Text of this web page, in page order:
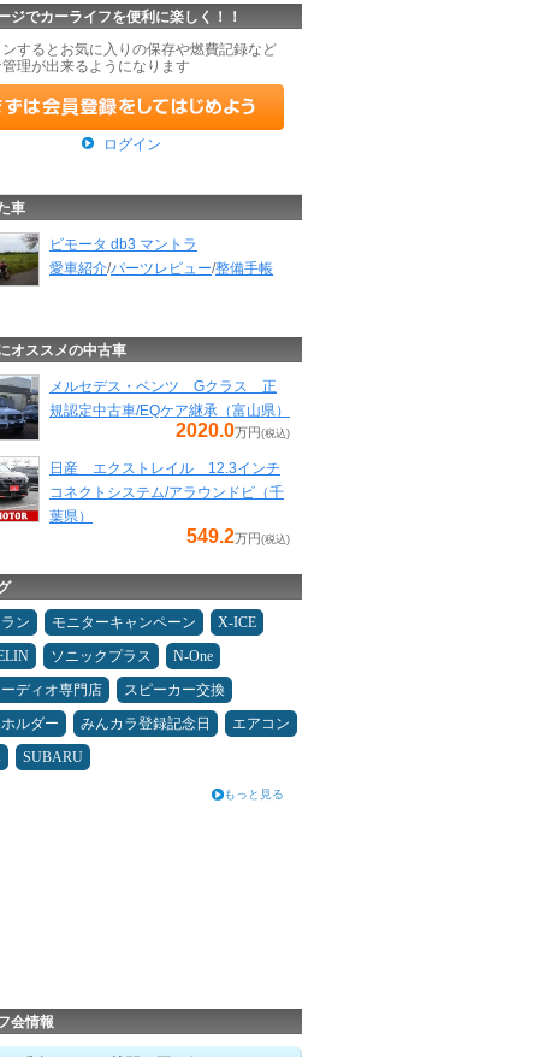
ジでカーライフを便利に楽しく！！
するとお気に入りの保存や燃費記録など
理が出来るようになります
ログイン
車
ビモータ db3 マントラ
愛車紹介/パーツレビュー/整備手帳
オススメの中古車
メルセデス・ベンツ Gクラス 正
規認定中古車/EQケア継承（富山県）
2020.0万円 (税込)
日産 エクストレイル 12.3インチ
コネクトシステム/アラウンドビ（千
葉県）
549.2万円 (税込)
ン モニターキャンペーン
X-ICE
ソニックプラス
N-One
ディオ専門店
スピーカー交換
ルダー
みんカラ登録記念日
エアコン
SUBARU
もっと見る
会情報